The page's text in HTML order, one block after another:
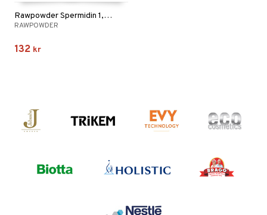
Rawpowder Spermidin 1,6mg
RAWPOWDER
132 kr